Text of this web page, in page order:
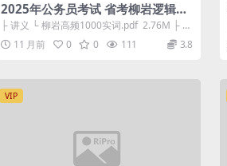
2025年公务员考试 省考柳岩逻辑填
空高频实词1000题
├ 讲义 └ 柳岩高频1000实词.pdf 2.76M ├ 0
1讲.mp4 ...
11 月前 0 0 111 3.8
VIP